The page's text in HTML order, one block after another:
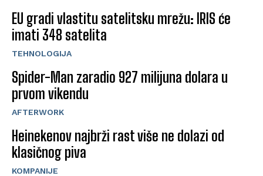
EU gradi vlastitu satelitsku mrežu: IRIS će
imati 348 satelita
TEHNOLOGIJA
Spider-Man zaradio 927 milijuna dolara u
prvom vikendu
AFTERWORK
Heinekenov najbrži rast više ne dolazi od
klasičnog piva
KOMPANIJE